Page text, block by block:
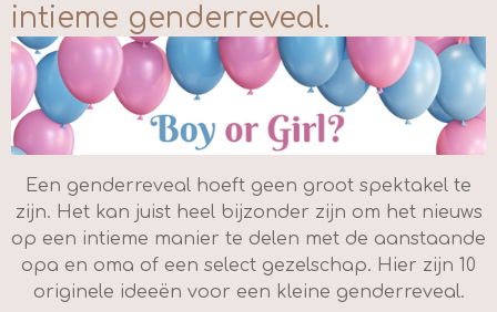
intieme genderreveal.
Een genderreveal hoeft geen groot spektakel te
zijn. Het kan juist heel bijzonder zijn om het nieuws
op een intieme manier te delen met de aanstaande
opa en oma of een select gezelschap. Hier zijn 10
originele ideeën voor een kleine genderreveal.